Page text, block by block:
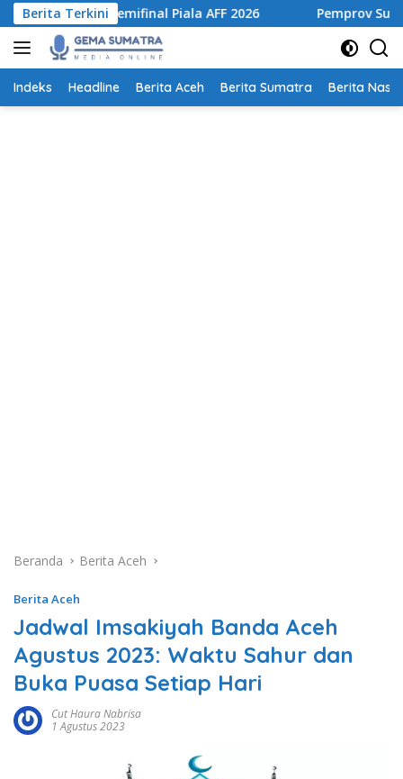
Langsung
ke
konten
Berita Terkini
Semifinal Piala AFF 2026 Pemprov Sumut Tertibkan
Indeks Headline Berita Aceh Berita Sumatra Berita
Beranda Berita Aceh
Berita Aceh
Jadwal Imsakiyah Banda Aceh
Agustus 2023: Waktu Sahur dan
Buka Puasa Setiap Hari
Cut Haura Nabrisa
1 Agustus 2023